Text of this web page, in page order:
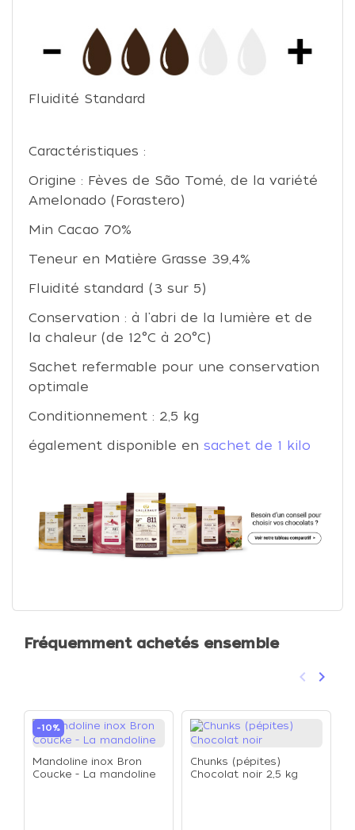
Fluidité Standard
Caractéristiques :
Origine : Fèves de São Tomé, de la variété
Amelonado (Forastero)
Min Cacao 70%
Teneur en Matière Grasse 39,4%
Fluidité standard (3 sur 5)
Conservation : à l'abri de la lumière et de
la chaleur (de 12°C à 20°C)
Sachet refermable pour une conservation
optimale
Conditionnement : 2,5 kg
également disponible en sachet de 1 kilo
Fréquemment achetés ensemble
Précédent
keyboard_arrow_left keyboard_arrow_right
-10%
Mandoline inox Bron
Coucke - La mandoline
Chunks (pépites)
Chocolat noir 2,5 kg